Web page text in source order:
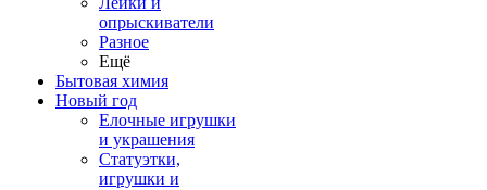
опрыскиватели
Разное
Ещё
Бытовая химия
Новый год
Елочные игрушки
и украшения
Статуэтки,
игрушки и